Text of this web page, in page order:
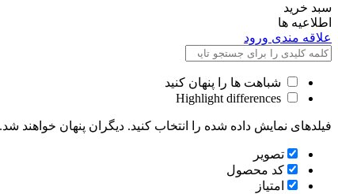
سبد خرید
اطلاعیه ها
علاقه مندی ورود
شباهت ها را پنهان کنید
فیلدهای نمایش داده شده را انتخاب کنید. دیگران پنهان خواهند
تصویر
کد محصول
امتیاز